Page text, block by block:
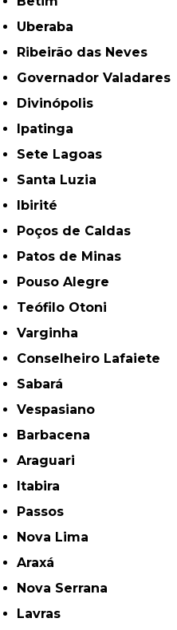
Uberaba
Ribeirão das Neves
Governador Valadares
Divinópolis
Ipatinga
Sete Lagoas
Santa Luzia
Ibirité
Poços de Caldas
Patos de Minas
Pouso Alegre
Teófilo Otoni
Varginha
Conselheiro Lafaiete
Sabará
Vespasiano
Barbacena
Araguari
Itabira
Passos
Nova Lima
Araxá
Nova Serrana
Lavras